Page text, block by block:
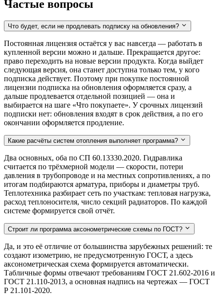
Частые вопросы
Что будет, если не продлевать подписку на обновления?
Постоянная лицензия остаётся у вас навсегда — работать в
купленной версии можно и дальше. Прекращается другое:
право переходить на новые версии продукта. Когда выйдет
следующая версия, она станет доступна только тем, у кого
подписка действует. Поэтому при покупке постоянной
лицензии подписка на обновления оформляется сразу, а
дальше продлевается отдельной позицией — она и
выбирается на шаге «Что покупаете». У срочных лицензий
подписки нет: обновления входят в срок действия, а по его
окончании оформляется продление.
Какие расчёты систем отопления выполняет программа?
Два основных, оба по СП 60.13330.2020. Гидравлика
считается по трёхмерной модели — скорости, потери
давления в трубопроводе и на местных сопротивлениях, а по
итогам подбираются арматура, приборы и диаметры труб.
Теплотехника разбирает сеть по участкам: тепловая нагрузка,
расход теплоносителя, число секций радиаторов. По каждой
системе формируется свой отчёт.
Строит ли программа аксонометрические схемы по ГОСТ?
Да, и это её отличие от большинства зарубежных решений: те
создают изометрию, не предусмотренную ГОСТ, а здесь
аксонометрическая схема формируется автоматически.
Табличные формы отвечают требованиям ГОСТ 21.602-2016 и
ГОСТ 21.110-2013, а основная надпись на чертежах — ГОСТ
Р 21.101-2020.